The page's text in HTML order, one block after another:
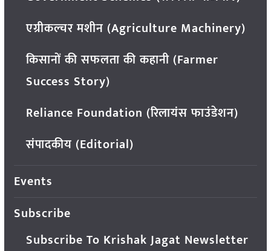
एग्रीकल्चर मशीन (Agriculture Machinery)
किसानों की सफलता की कहानी (Farmer
Success Story)
Reliance Foundation (रिलायंस फाउंडेशन)
संपादकीय (Editorial)
Events
Subscribe
Subscribe To Krishak Jagat Newsletter